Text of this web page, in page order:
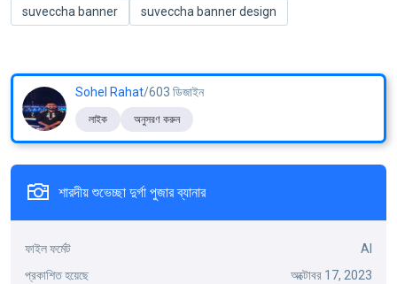
suveccha banner
suveccha banner design
Sohel Rahat/603 ডিজাইন
লাইক অনুসরণ করুন
শারদীয় শুভেচ্ছা দুর্গা পুজার ব্যানার
ফাইল ফর্মেট
AI
প্রকাশিত হয়েছে
অক্টোবর 17, 2023